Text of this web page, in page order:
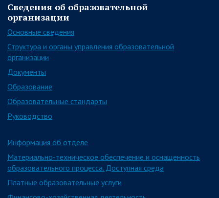
Сведения об образовательной
организации
Основные сведения
Структура и органы управления образовательной
организации
Документы
Образование
Образовательные стандарты
Руководство
Информация об отделе
Материально-техническое обеспечение и оснащенность
образовательного процесса. Доступная среда
Платные образовательные услуги